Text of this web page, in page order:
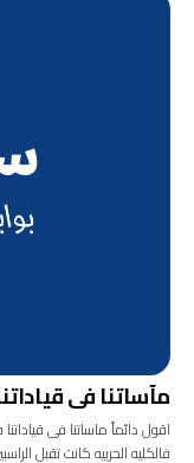
مآساتنا فى
اقول دائماً ماساتنا فى
فالكليه الحربيه كانت تقبل